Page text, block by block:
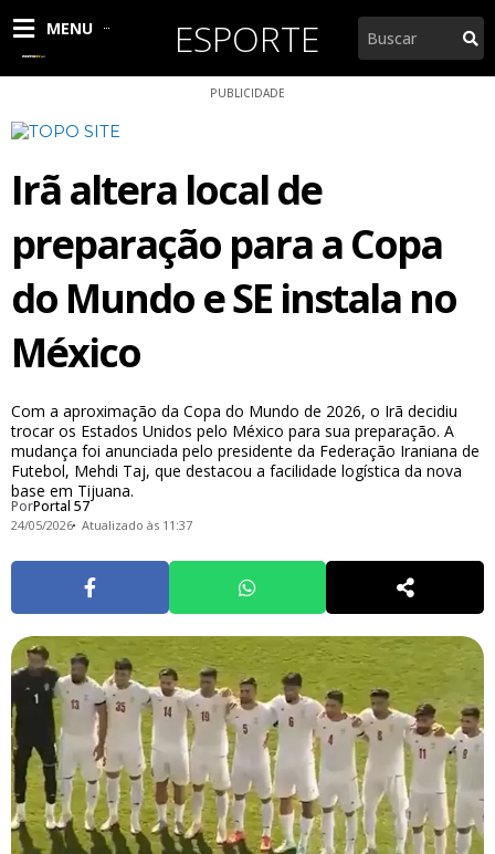
para
MENU ESPORTE Pesquisar
PUBLICIDADE
Irã altera local de
preparação para a Copa
do Mundo e SE instala no
México
Com a aproximação da Copa do Mundo de 2026, o Irã decidiu
trocar os Estados Unidos pelo México para sua preparação. A
mudança foi anunciada pelo presidente da Federação Iraniana de
Futebol, Mehdi Taj, que destacou a facilidade logística da nova
base em Tijuana.
PorPortal 57
24/05/2026 Atualizado às 11:37